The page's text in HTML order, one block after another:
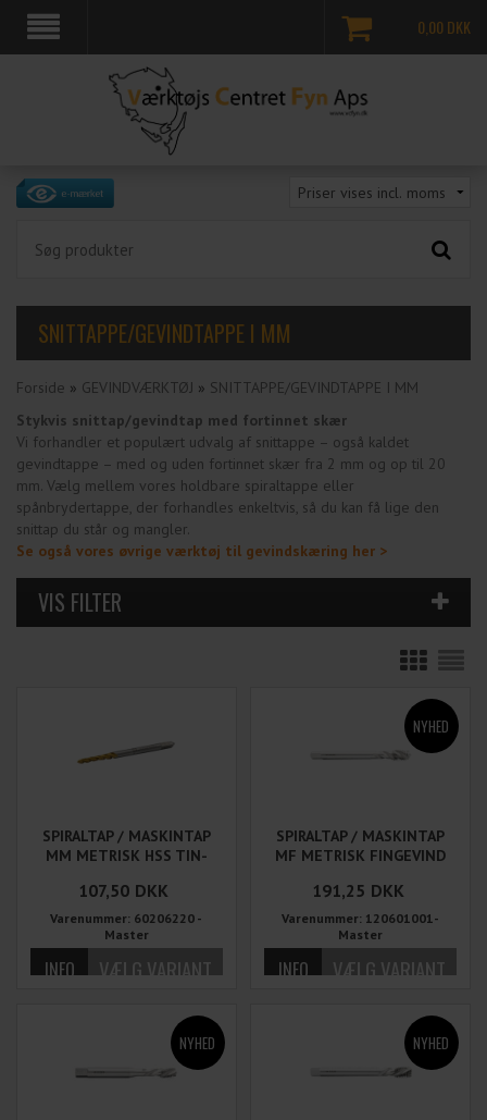
0,00 DKK
SNITTAPPE/GEVINDTAPPE I MM
Forside » GEVINDVÆRKTØJ » SNITTAPPE/GEVINDTAPPE I MM
Stykvis snittap/gevindtap med fortinnet skær
Vi forhandler et populært udvalg af snittappe – også kaldet
gevindtappe – med og uden fortinnet skær fra 2 mm og op til 20
mm. Vælg mellem vores holdbare spiraltappe eller
spånbrydertappe, der forhandles enkeltvis, så du kan få lige den
snittap du står og mangler.
Se også vores øvrige værktøj til gevindskæring her >
SPIRALTAP / MASKINTAP
MM METRISK HSS TIN-
107,50 DKK
Varenummer: 60206220 -
Master
SPIRALTAP / MASKINTAP
MF METRISK FINGEVIND
191,25 DKK
Varenummer: 120601001-
Master